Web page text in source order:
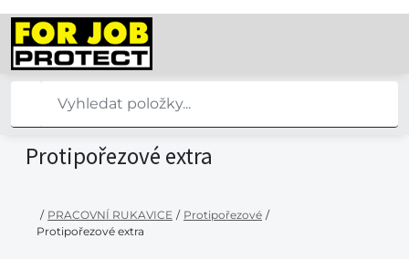
Protipořezové extra
/ PRACOVNÍ RUKAVICE / Protipořezové /
Protipořezové extra